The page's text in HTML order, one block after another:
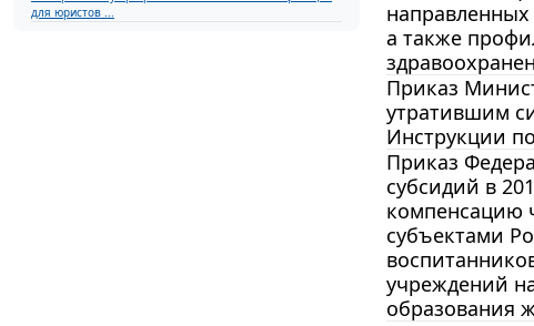
для юристов ...
а также
Приказ
утратившим
Инструкции
Приказ
субсидий в
компенсацию
субъектами
учреждений
образования